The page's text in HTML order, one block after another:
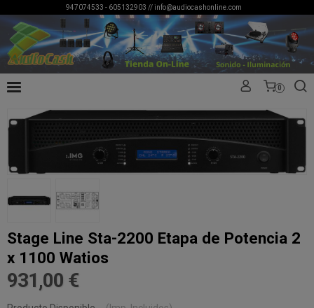
947074533 - 605132903 // info@audiocashonline.com
0
Stage Line Sta-2200 Etapa de Potencia 2
x 1100 Watios
931,00 €